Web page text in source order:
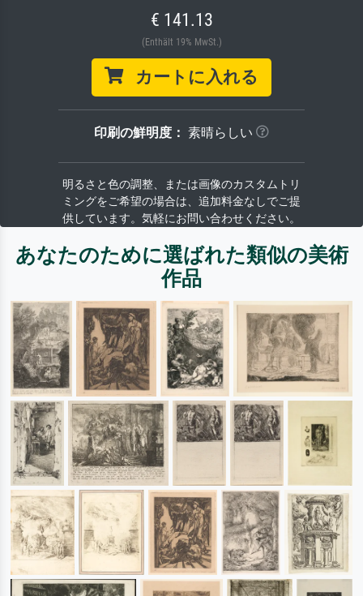
€ 141.13
(Enthält 19% MwSt.)
カートに入れる
印刷の鮮明度： 素晴らしい
明るさと色の調整、または画像のカスタムトリ
ミングをご希望の場合は、追加料金なしでご提
供しています。気軽にお問い合わせください。
あなたのために選ばれた類似の美術
作品